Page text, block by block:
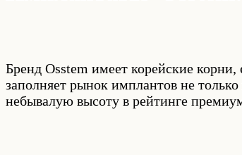
Бренд Osstem имеет корейские
заполняет рынок имплантов не
небывалую высоту в рейтинге